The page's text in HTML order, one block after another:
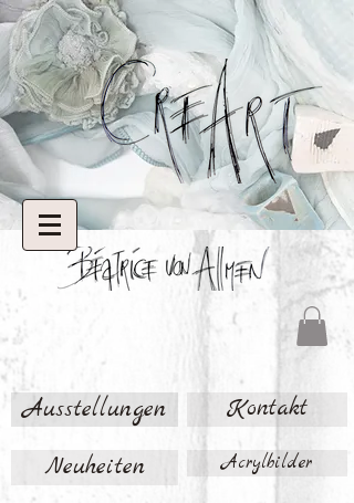
Ausstellungen Kontakt
Neuheiten Acrylbilder